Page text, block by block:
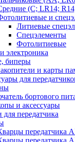
(C; LR14;
и
Литиевые
Спецэлементы
Фотолитиевые
электроника
биперы
и карты
для
бортового
и аксессуары
для передатчика
передатчика
передатчика